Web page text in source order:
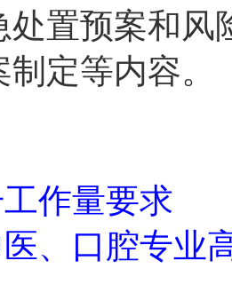
处置预案和风
定等内容。
作量要求
、口腔专业